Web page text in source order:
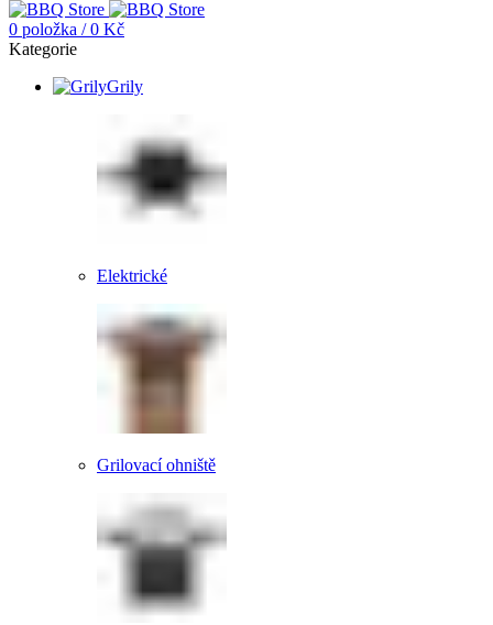
0 položka / 0 Kč
Kategorie
Grily
Elektrické
Grilovací ohniště